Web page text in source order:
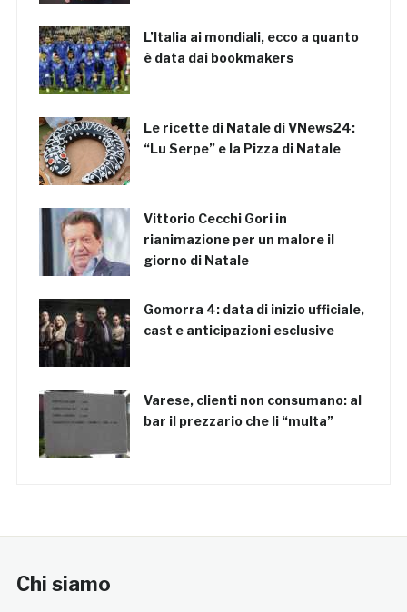
L’Italia ai mondiali, ecco a quanto
è data dai bookmakers
Le ricette di Natale di VNews24:
“Lu Serpe” e la Pizza di Natale
Vittorio Cecchi Gori in
rianimazione per un malore il
giorno di Natale
Gomorra 4: data di inizio ufficiale,
cast e anticipazioni esclusive
Varese, clienti non consumano: al
bar il prezzario che li “multa”
Chi siamo